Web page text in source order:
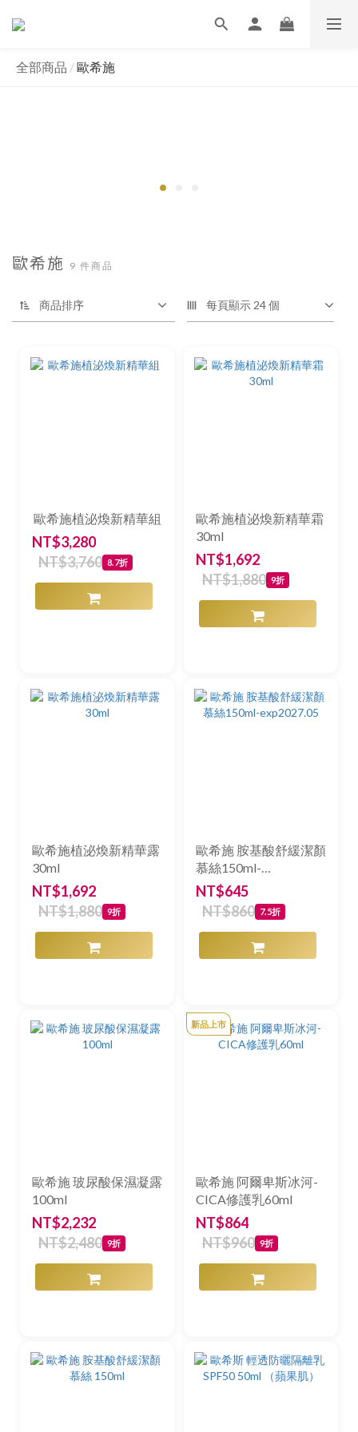
全部商品 /歐希施
歐希施 9 件商品
商品排序 每頁顯示 24 個
歐希施植泌煥新精華組
NT$3,280
NT$3,760 8.7折
歐希施植泌煥新精華霜
30ml
NT$1,692
NT$1,880 9折
歐希施植泌煥新精華露
30ml
NT$1,692
NT$1,880 9折
歐希施 胺基酸舒緩潔顏
慕絲150ml-
exp2027.05
NT$645
NT$860 7.5折
歐希施 玻尿酸保濕凝露
100ml
NT$2,232
NT$2,480 9折
新品上市
歐希施 阿爾卑斯冰河-
CICA修護乳60ml
NT$864
NT$960 9折